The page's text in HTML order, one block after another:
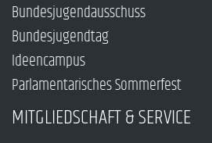
Bundesjugendausschuss
Bundesjugendtag
Ideencampus
Parlamentarisches Sommerfest
MITGLIEDSCHAFT & SERVICE